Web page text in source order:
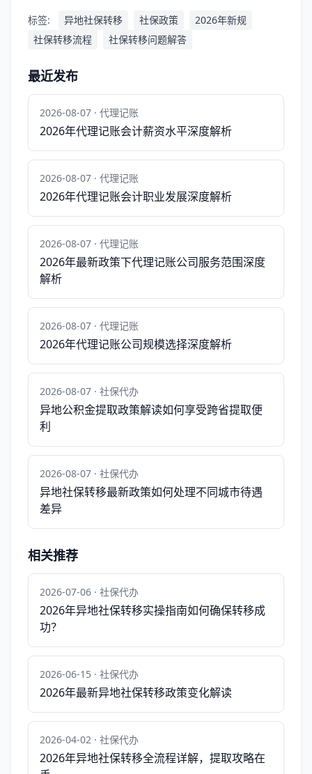
标签: 异地社保转移 社保政策
2026年新规
社保转移流程
社保转移问题解答
最近发布
2026-08-07 · 代理记账
2026年代理记账会计薪资水平深度解析
2026-08-07 · 代理记账
2026年代理记账会计职业发展深度解析
2026-08-07 · 代理记账
2026年最新政策下代理记账公司服务范围深度
解析
2026-08-07 · 代理记账
2026年代理记账公司规模选择深度解析
2026-08-07 · 社保代办
异地公积金提取政策解读如何享受跨省提取便
利
2026-08-07 · 社保代办
异地社保转移最新政策如何处理不同城市待遇
差异
相关推荐
2026-07-06 · 社保代办
2026年异地社保转移实操指南如何确保转移成
功？
2026-06-15 · 社保代办
2026年最新异地社保转移政策变化解读
2026-04-02 · 社保代办
2026年异地社保转移全流程详解，提取攻略在